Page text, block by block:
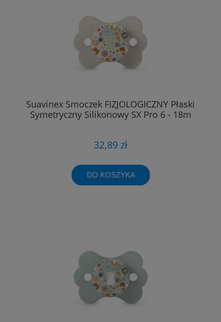
Suavinex Smoczek FIZJOLOGICZNY Płaski
Symetryczny Silikonowy SX Pro 6 - 18m
32,89 zł
DO KOSZYKA